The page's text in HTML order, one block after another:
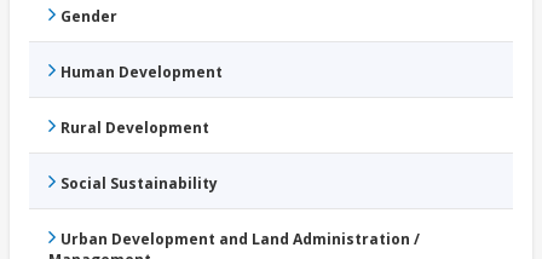
Gender
Human Development
Rural Development
Social Sustainability
Urban Development and Land Administration /